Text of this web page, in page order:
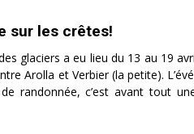
sur les crêtes!
glaciers a eu lieu du 13 au 19
Arolla et Verbier (la petite).
randonnée, c’est avant tout